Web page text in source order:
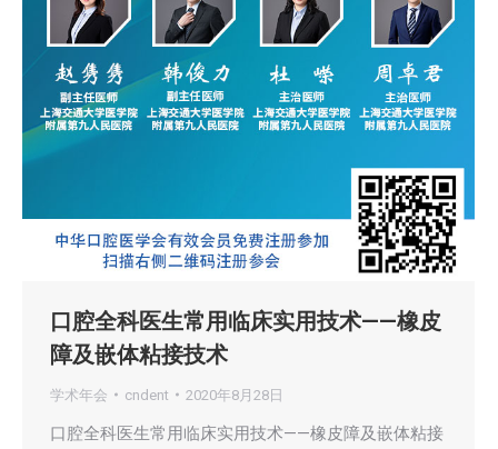
口腔全科医生常用临床实用技术——橡皮
障及嵌体粘接技术
学术年会 cndent 2020年8月28日
口腔全科医生常用临床实用技术——橡皮障及嵌体粘接